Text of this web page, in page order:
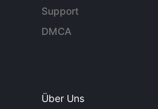
Support
DMCA
Über Uns